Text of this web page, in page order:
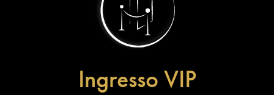
Ingresso VIP